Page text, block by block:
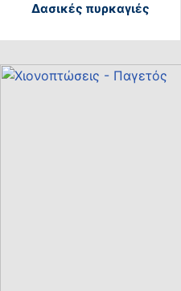
Δασικές πυρκαγιές